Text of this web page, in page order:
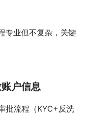
专业但不复杂，关键
户信息
批流程（KYC+反洗